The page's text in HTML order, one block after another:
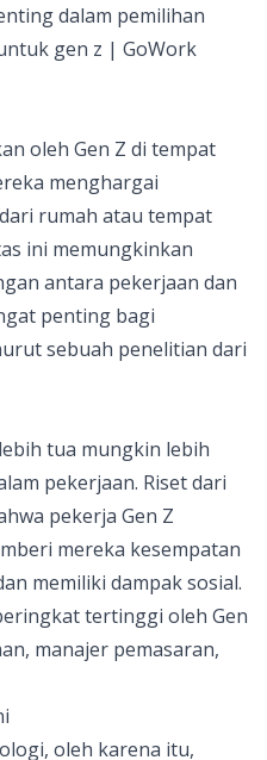
dalam pemilihan
gen z | GoWork
oleh Gen Z di tempat
menghargai
rumah atau tempat
ini memungkinkan
antara pekerjaan dan
penting bagi
sebuah penelitian dari
tua mungkin lebih
pekerjaan. Riset dari
pekerja Gen Z
mereka kesempatan
memiliki dampak sosial.
tertinggi oleh Gen
manajer pemasaran,
oleh karena itu,